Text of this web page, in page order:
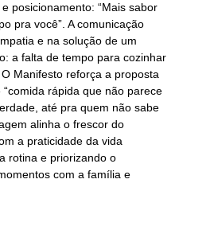
posicionamento: “Mais sabor
pra você” A comunicação
e na solução de um
a falta de tempo para cozinhar
O Manifesto reforça a proposta
rápida que não parece
até pra quem não sabe
alinha o frescor do
a praticidade da vida
a rotina e priorizando o
com a família e